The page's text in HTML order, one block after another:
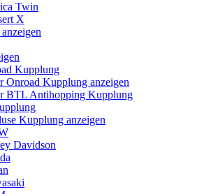
Twin
X
Kupplung
Onroad Kupplung anzeigen
BTL Antihopping Kupplung
Kupplung anzeigen
Davidson